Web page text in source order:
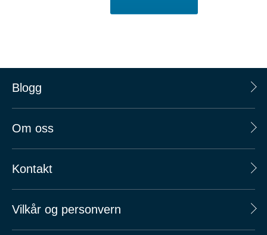
Blogg
Om oss
Kontakt
Vilkår og personvern